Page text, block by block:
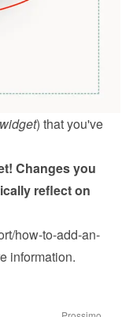
) that you've
Changes you
reflect on
how-to-add-an-
information.